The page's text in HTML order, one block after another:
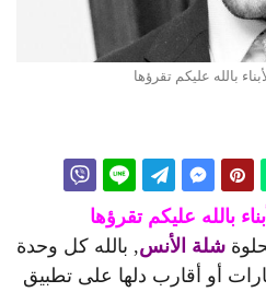
بالله عليكم تقرؤها
بالله عليكم تقرؤها
شلة الأنس, بالله كل وحدة
أو أقارب دلها على تطبيق